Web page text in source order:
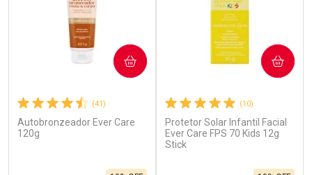
(41)
Autobronzeador Ever Care
120g
COMPRAR
(10)
Protetor Solar Infantil Facial
Ever Care FPS 70 Kids 12g
Stick
COMPRAR